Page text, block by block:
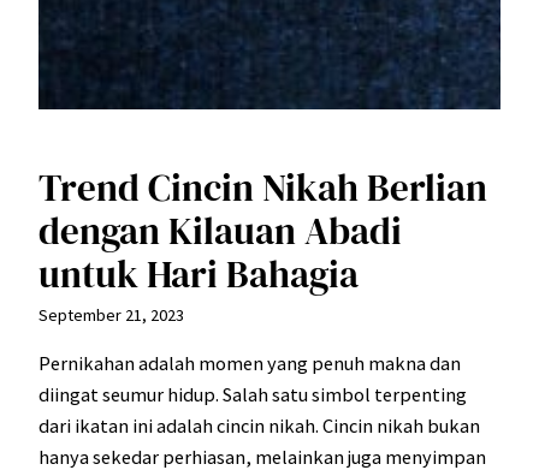
Trend Cincin Nikah Berlian
dengan Kilauan Abadi
untuk Hari Bahagia
September 21, 2023
Pernikahan adalah momen yang penuh makna dan
diingat seumur hidup. Salah satu simbol terpenting
dari ikatan ini adalah cincin nikah. Cincin nikah bukan
hanya sekedar perhiasan, melainkan juga menyimpan